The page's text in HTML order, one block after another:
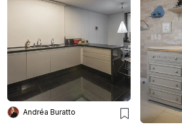
Andréa Buratto